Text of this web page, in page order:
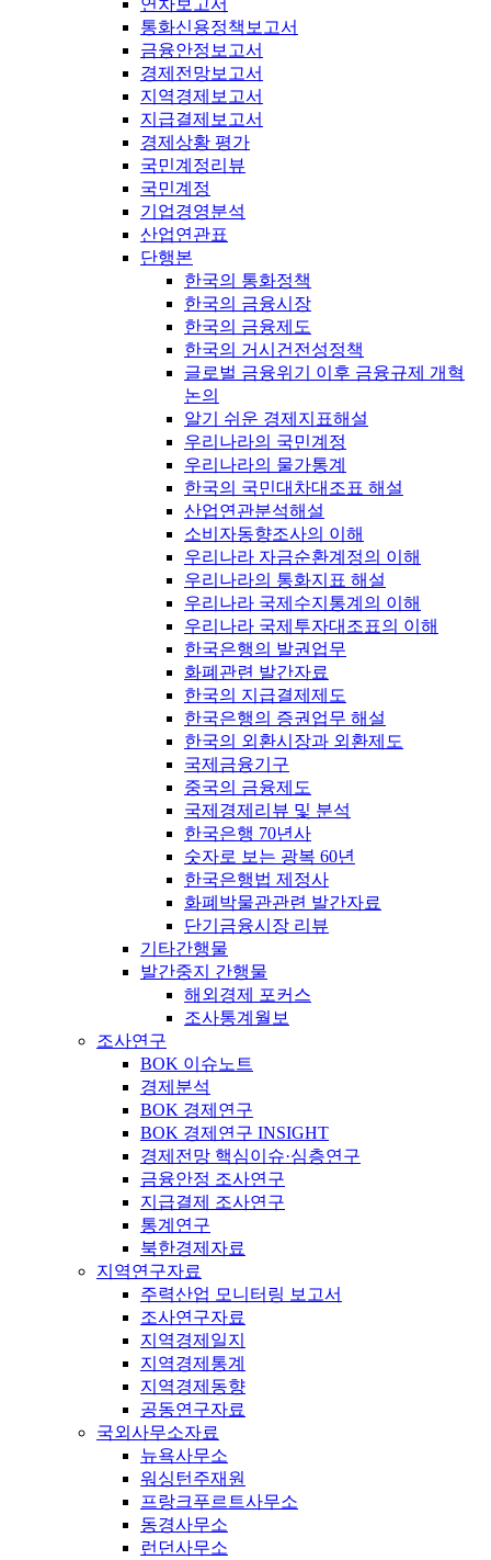
연차보고서
통화신용정책보고서
금융안정보고서
경제전망보고서
지역경제보고서
지급결제보고서
경제상황 평가
국민계정리뷰
국민계정
기업경영분석
산업연관표
단행본
한국의 통화정책
한국의 금융시장
한국의 금융제도
한국의 거시건전성정책
글로벌 금융위기 이후 금융규제 개혁
논의
알기 쉬운 경제지표해설
우리나라의 국민계정
우리나라의 물가통계
한국의 국민대차대조표 해설
산업연관분석해설
소비자동향조사의 이해
우리나라 자금순환계정의 이해
우리나라의 통화지표 해설
우리나라 국제수지통계의 이해
우리나라 국제투자대조표의 이해
한국은행의 발권업무
화폐관련 발간자료
한국의 지급결제제도
한국은행의 증권업무 해설
한국의 외환시장과 외환제도
국제금융기구
중국의 금융제도
국제경제리뷰 및 분석
한국은행 70년사
숫자로 보는 광복 60년
한국은행법 제정사
화폐박물관관련 발간자료
단기금융시장 리뷰
기타간행물
발간중지 간행물
해외경제 포커스
조사통계월보
조사연구
BOK 이슈노트
경제분석
BOK 경제연구
BOK 경제연구 INSIGHT
경제전망 핵심이슈·심층연구
금융안정 조사연구
지급결제 조사연구
통계연구
북한경제자료
지역연구자료
주력산업 모니터링 보고서
조사연구자료
지역경제일지
지역경제통계
지역경제동향
공동연구자료
국외사무소자료
뉴욕사무소
워싱턴주재원
프랑크푸르트사무소
동경사무소
런던사무소